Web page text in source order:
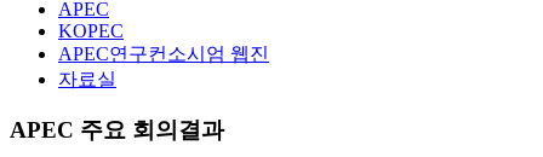
APEC
KOPEC
APEC연구컨소시엄 웹진
자료실
APEC 주요 회의결과